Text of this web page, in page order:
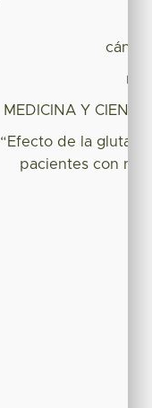
MEDICINA Y
“Efecto de la
pacientes con